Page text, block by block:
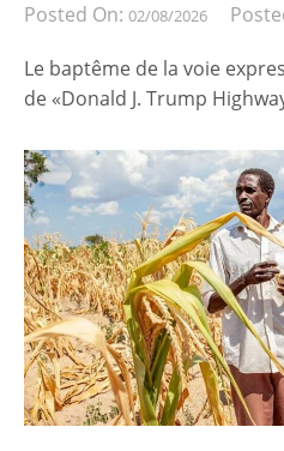
Posted On: 02/08/2026
Le baptême de la voie
de «Donald J. Trump